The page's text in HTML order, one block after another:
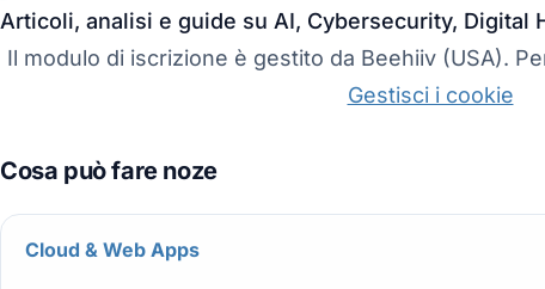
Cloud & Web Apps
Articoli, analisi e guide su AI, Cybersecurity, Digital
Il modulo di iscrizione è gestito da Beehiiv (USA).
Gestisci i cookie